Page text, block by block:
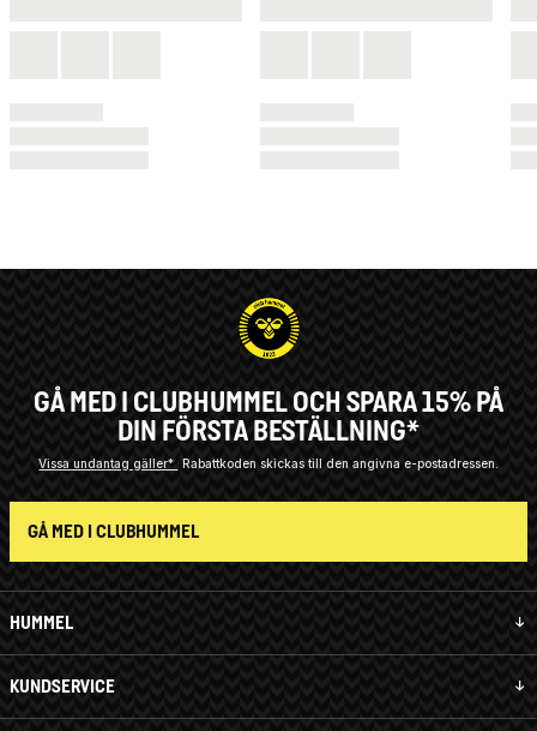
HUMMEL
KUNDSERVICE
GÅ MED I CLUBHUMMEL OCH SPARA 15% PÅ
DIN FÖRSTA BESTÄLLNING*
Vissa undantag gäller* Rabattkoden skickas till den angivna e-postadressen.
GÅ MED I CLUBHUMMEL